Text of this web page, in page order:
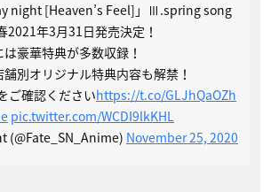
night [Heaven’s Feel]」Ⅲ.spring song
2021年3月31日発売決定！
豪華特典が多数収録！
別オリジナル特典内容も解禁！
ご確認くださいhttps://t.co/GLJhQaOZh
pic.twitter.com/WCDI9lkKHL
(@Fate_SN_Anime) November 25, 2020